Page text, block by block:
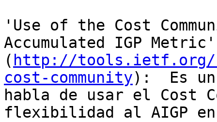
'Use of the Cost
Accumulated IGP Metric'
( http://tools.ietf.org/
cost-community):  Es un
habla de usar el Cost
flexibilidad al AIGP en